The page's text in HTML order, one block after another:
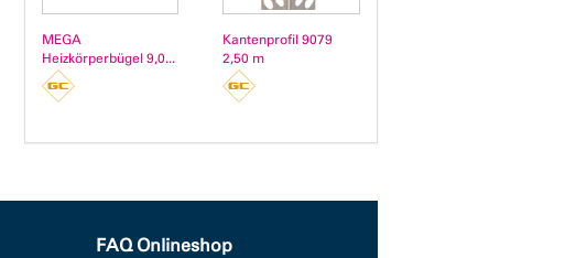
MEGA
Heizkörperbügel 9,0...
Kantenprofil 9079
2,50 m
FAQ Onlineshop